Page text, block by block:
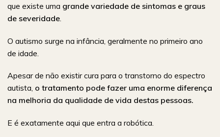
que existe uma grande variedade de sintomas e graus
de severidade
O autismo surge na infância, geralmente no primeiro ano
de idade.
Apesar de não existir cura para o transtorno do espectro
autista, o tratamento pode fazer uma enorme diferença
na melhoria da qualidade de vida destas pessoas.
E é exatamente aqui que entra a robótica.